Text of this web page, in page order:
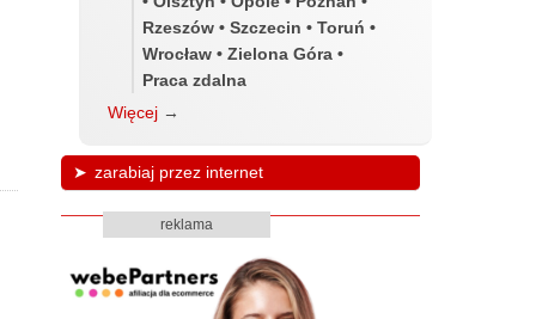
Rzeszów • Szczecin • Toruń •
Wrocław • Zielona Góra •
Praca zdalna
Więcej →
zarabiaj przez internet
reklama